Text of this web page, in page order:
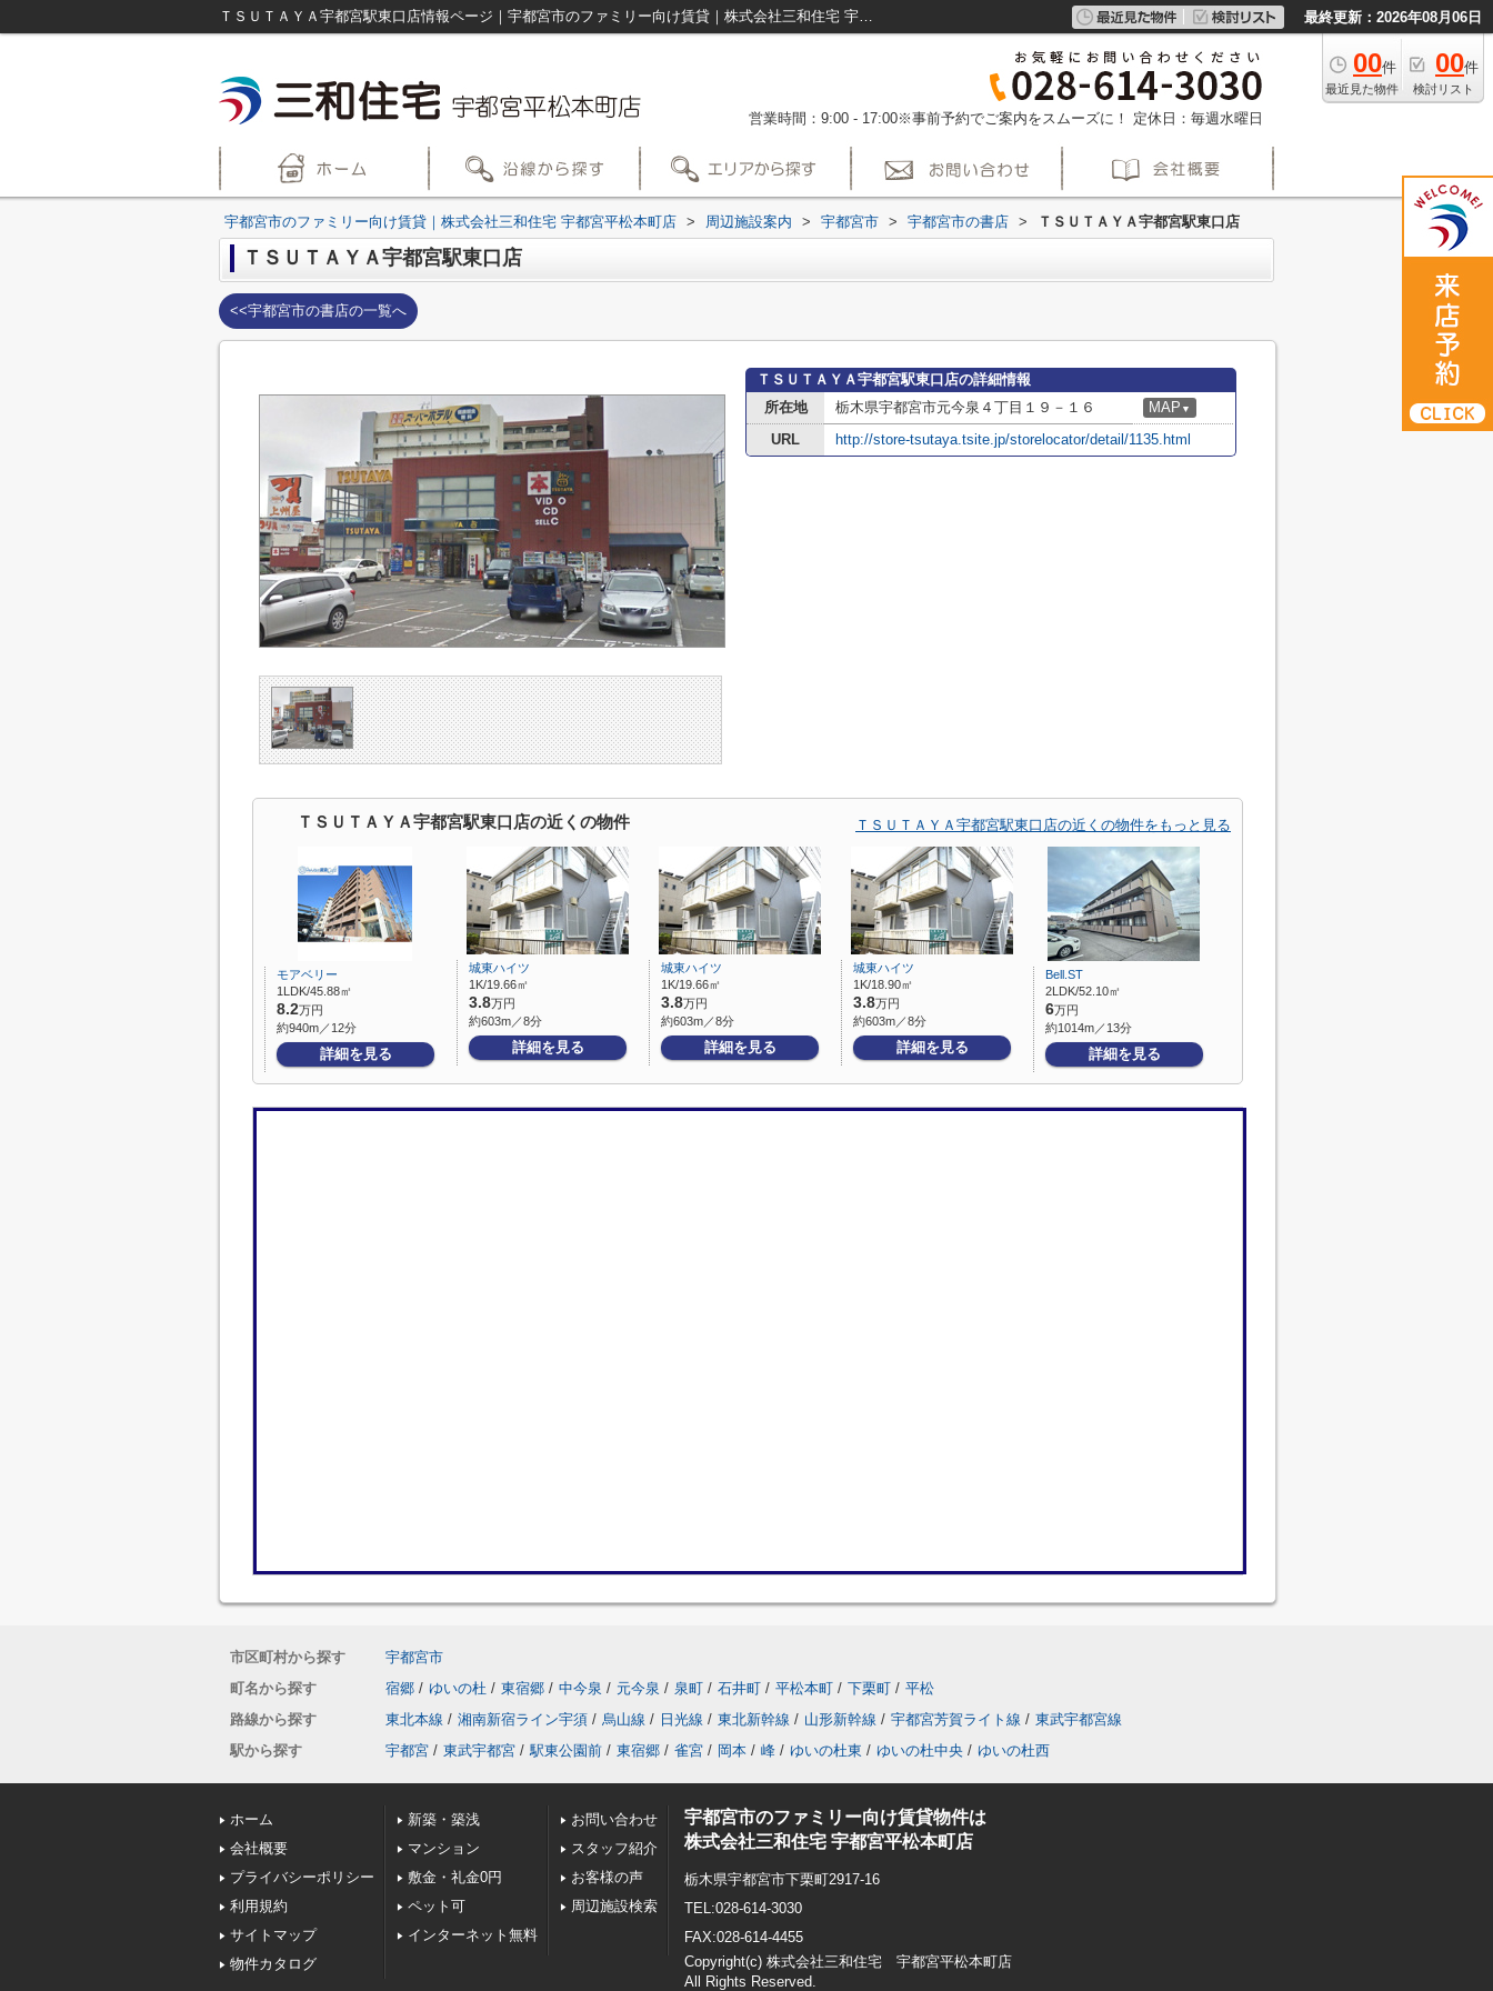
ＴＳＵＴＡＹＡ宇都宮駅東口店情報ページ｜宇都宮市のファミリー向け賃貸｜株式会社三和住宅 宇都宮平松本町店 最終更新：2026年08月06日
00件
最近見た物件
00件
検討リスト
営業時間：9:00 - 17:00※事前予約でご案内をスムーズに！ 定休日：毎週水曜日
宇都宮市のファミリー向け賃貸｜株式会社三和住宅 宇都宮平松本町店 > 周辺施設案内 > 宇都宮市 > 宇都宮市の書店 > ＴＳＵＴＡＹＡ宇都宮駅東口店
ＴＳＵＴＡＹＡ宇都宮駅東口店
<<宇都宮市の書店の一覧へ
ＴＳＵＴＡＹＡ宇都宮駅東口店の詳細情報
所在地
栃木県宇都宮市元今泉４丁目１９－１６ MAP ▼
URL http://store-tsutaya.tsite.jp/storelocator/detail/1135.html
ＴＳＵＴＡＹＡ宇都宮駅東口店の近くの物件 ＴＳＵＴＡＹＡ宇都宮駅東口店の近くの物件をもっと見る
モアベリー
1LDK/45.88㎡
8.2万円
約940m／12分
詳細を見る
城東ハイツ
1K/19.66㎡
3.8万円
約603m／8分
詳細を見る
城東ハイツ
1K/19.66㎡
3.8万円
約603m／8分
詳細を見る
城東ハイツ
1K/18.90㎡
3.8万円
約603m／8分
詳細を見る
Bell.ST
2LDK/52.10㎡
6万円
約1014m／13分
詳細を見る
市区町村から探す
宇都宮市
町名から探す
宿郷 / ゆいの杜 / 東宿郷 / 中今泉 / 元今泉 / 泉町 / 石井町 / 平松本町 / 下栗町 / 平松
路線から探す
東北本線 / 湘南新宿ライン宇須 / 烏山線 / 日光線 / 東北新幹線 / 山形新幹線 / 宇都宮芳賀ライト線 / 東武宇都宮線
駅から探す
宇都宮 / 東武宇都宮 / 駅東公園前 / 東宿郷 / 雀宮 / 岡本 / 峰 / ゆいの杜東 / ゆいの杜中央 / ゆいの杜西
ホーム
会社概要
プライバシーポリシー
利用規約
サイトマップ
物件カタログ
新築・築浅
マンション
敷金・礼金0円
ペット可
インターネット無料
お問い合わせ
スタッフ紹介
お客様の声
周辺施設検索
宇都宮市のファミリー向け賃貸物件は
株式会社三和住宅 宇都宮平松本町店
栃木県宇都宮市下栗町2917-16
TEL:028-614-3030
FAX:028-614-4455
Copyright(c) 株式会社三和住宅 宇都宮平松本町店
All Rights Reserved.